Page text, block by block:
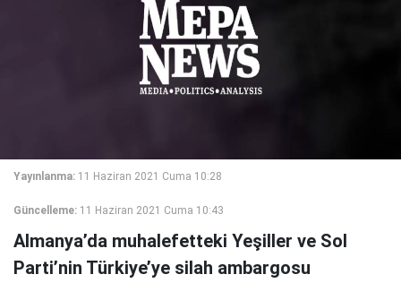
Yayınlanma: 11 Haziran 2021 Cuma 10:28
Güncelleme: 11 Haziran 2021 Cuma 10:43
Almanya’da muhalefetteki Yeşiller ve Sol
Parti’nin Türkiye’ye silah ambargosu